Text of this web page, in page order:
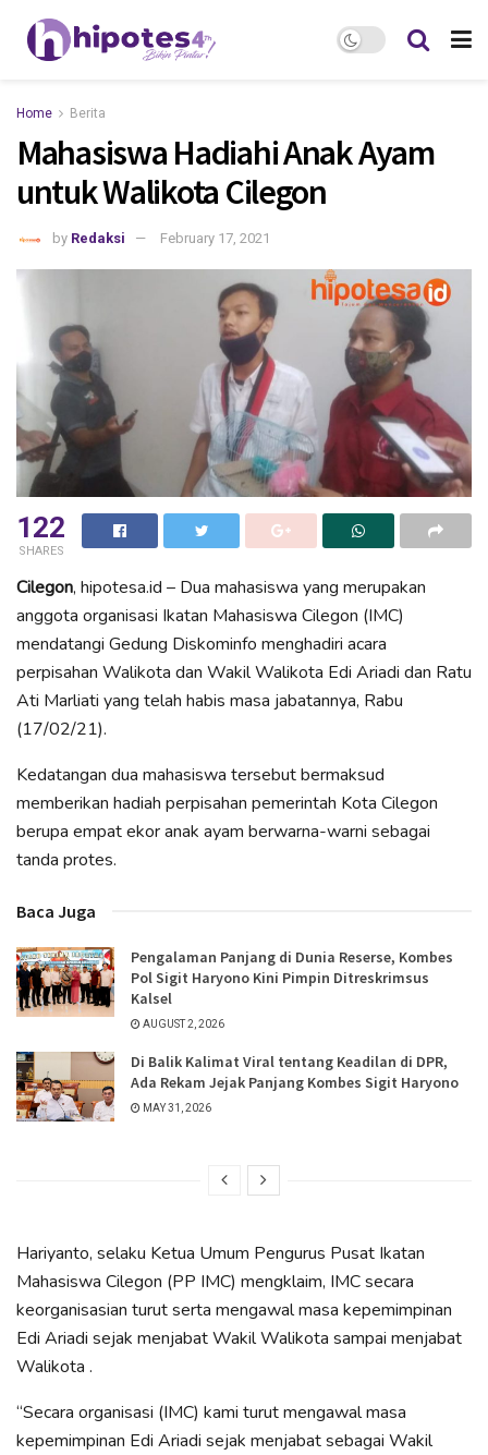
Home Berita
Mahasiswa Hadiahi Anak Ayam
untuk Walikota Cilegon
by Redaksi February 17, 2021
122
SHARES
Cilegon, hipotesa.id – Dua mahasiswa yang merupakan
anggota organisasi Ikatan Mahasiswa Cilegon (IMC)
mendatangi Gedung Diskominfo menghadiri acara
perpisahan Walikota dan Wakil Walikota Edi Ariadi dan Ratu
Ati Marliati yang telah habis masa jabatannya, Rabu
(17/02/21).
Kedatangan dua mahasiswa tersebut bermaksud
memberikan hadiah perpisahan pemerintah Kota Cilegon
berupa empat ekor anak ayam berwarna-warni sebagai
tanda protes.
Baca Juga
Pengalaman Panjang di Dunia Reserse, Kombes
Pol Sigit Haryono Kini Pimpin Ditreskrimsus
Kalsel
AUGUST 2, 2026
Di Balik Kalimat Viral tentang Keadilan di DPR,
Ada Rekam Jejak Panjang Kombes Sigit Haryono
MAY 31, 2026
Hariyanto, selaku Ketua Umum Pengurus Pusat Ikatan
Mahasiswa Cilegon (PP IMC) mengklaim, IMC secara
keorganisasian turut serta mengawal masa kepemimpinan
Edi Ariadi sejak menjabat Wakil Walikota sampai menjabat
Walikota .
“Secara organisasi (IMC) kami turut mengawal masa
kepemimpinan Edi Ariadi sejak menjabat sebagai Wakil